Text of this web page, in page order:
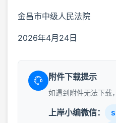
金昌市中级人民法院
2026年4月24日
附件下载提示
如遇到附件无法下载
上岸小编微信：